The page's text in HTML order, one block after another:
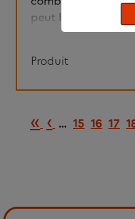
peut boire un verre
Produit
Première
« Page
‹ … 15 16 17